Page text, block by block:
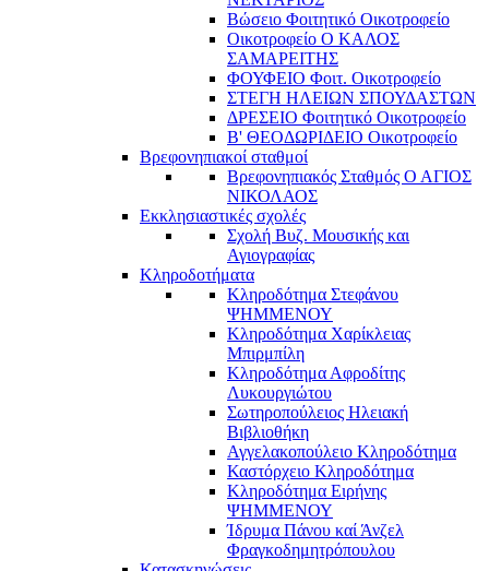
Βώσειο Φοιτητικό Οικοτροφείο
Οικοτροφείο Ο ΚΑΛΟΣ
ΣΑΜΑΡΕΙΤΗΣ
ΦΟΥΦΕΙΟ Φοιτ. Οικοτροφείο
ΣΤΕΓΗ ΗΛΕΙΩΝ ΣΠΟΥΔΑΣΤΩΝ
ΔΡΕΣΕΙΟ Φοιτητικό Οικοτροφείο
Β' ΘΕΟΔΩΡΙΔΕΙΟ Οικοτροφείο
Βρεφονηπιακοί σταθμοί
Βρεφονηπιακός Σταθμός Ο ΑΓΙΟΣ
ΝΙΚΟΛΑΟΣ
Εκκλησιαστικές σχολές
Σχολή Βυζ. Μουσικής και
Αγιογραφίας
Κληροδοτήματα
Κληροδότημα Στεφάνου
ΨΗΜΜΕΝΟΥ
Κληροδότημα Χαρίκλειας
Μπιρμπίλη
Κληροδότημα Αφροδίτης
Λυκουργιώτου
Σωτηροπούλειος Ηλειακή
Βιβλιοθήκη
Αγγελακοπούλειο Κληροδότημα
Καστόρχειο Κληροδότημα
Κληροδότημα Ειρήνης
ΨΗΜΜΕΝΟΥ
Ίδρυμα Πάνου καί Άνζελ
Φραγκοδημητρόπουλου